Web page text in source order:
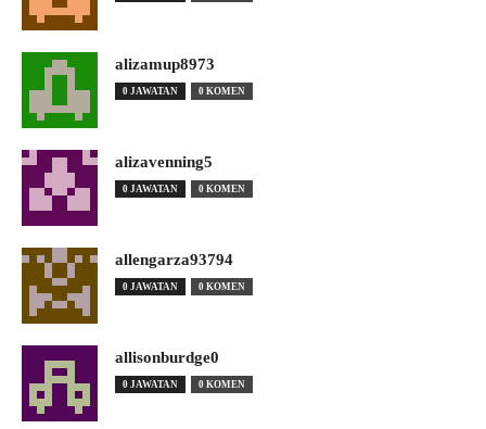
alizamup8973
0 JAWATAN 0 KOMEN
alizavenning5
0 JAWATAN 0 KOMEN
allengarza93794
0 JAWATAN 0 KOMEN
allisonburdge0
0 JAWATAN 0 KOMEN